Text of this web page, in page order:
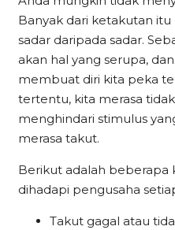
Banyak dari ketakutan
sadar daripada sadar.
akan hal yang serupa,
membuat diri kita peka
tertentu, kita merasa
menghindari stimulus
merasa takut.
Berikut adalah
dihadapi pengusaha
Takut gagal atau